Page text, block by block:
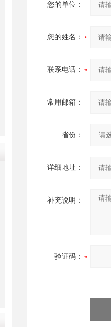
您的单位：
您的姓名：
联系电话：
常用邮箱：
省份：
详细地址：
补充说明：
验证码：